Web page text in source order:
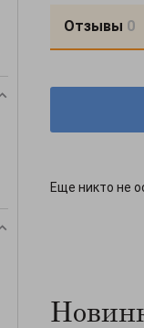
Отзывы 0
Еще никто не